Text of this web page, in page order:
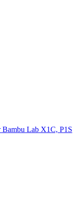
Lab X1C, P1S